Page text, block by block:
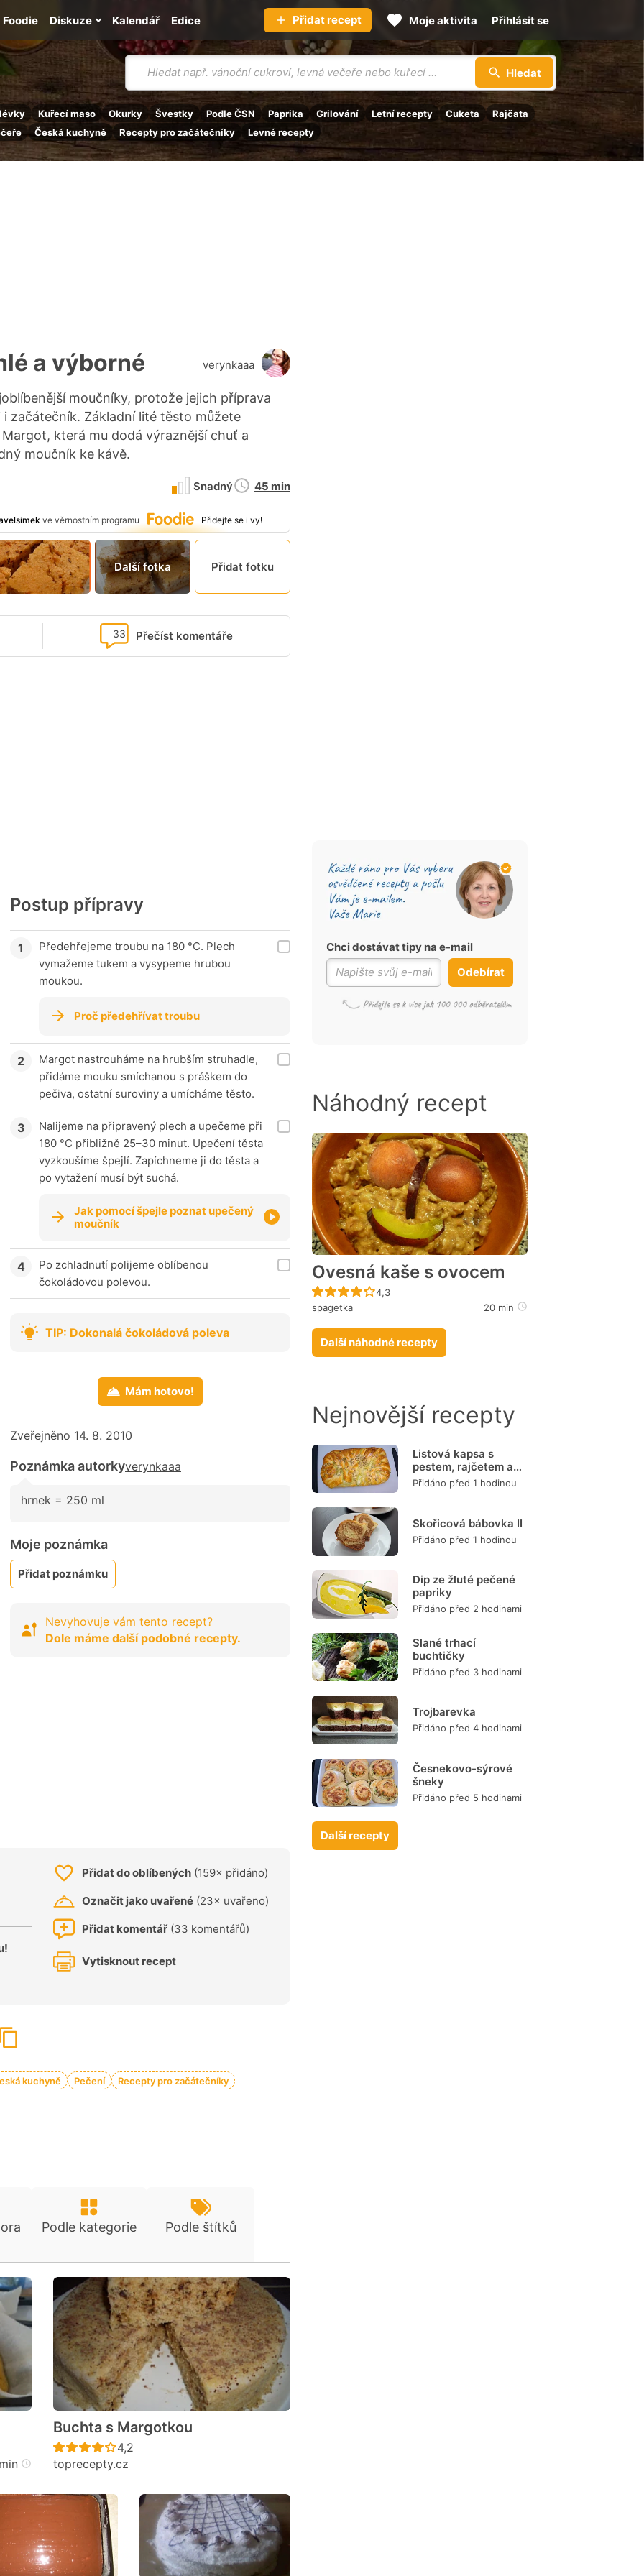
Vyhledávání
Hledat
Kuřecí maso Okurky Švestky Podle ČSN Paprika Grilování Letní recepty Cuketa
Rajčata
Česká kuchyně Recepty pro začátečníky Levné recepty
Kalendář
Foodie Diskuze Edice Přidat recept Moje aktivita Přihlásit se
a výborné
moučníky, protože jejich příprava
začátečník. Základní lité těsto můžete
která mu dodá výraznější chuť a
moučník ke kávě.
verynkaaa
Snadný
Doba
45 min
ve věrnostním programu Přidejte se i vy!
Další fotka Přidat fotku
Přečíst komentáře
33
Postup přípravy
Předehřejeme troubu na 180 °C. Plech
vymažeme tukem a vysypeme hrubou
moukou.
Proč předehřívat troubu
Margot nastrouháme na hrubším struhadle,
přidáme mouku smíchanou s práškem do
pečiva, ostatní suroviny a umícháme těsto.
Nalijeme na připravený plech a upečeme při
180 °C přibližně 25–30 minut. Upečení těsta
vyzkoušíme špejlí. Zapíchneme ji do těsta a
po vytažení musí být suchá.
Jak pomocí špejle poznat upečený
moučník
Po zchladnutí polijeme oblíbenou
čokoládovou polevou.
TIP: Dokonalá čokoládová poleva
Mám hotovo!
Zveřejněno 14. 8. 2010
Poznámka autorkyverynkaaa
hrnek = 250 ml
Moje poznámka
Přidat poznámku
Nevyhovuje vám tento recept?
Dole máme další podobné recepty.
Přidat do oblíbených (159× přidáno)
Označit jako uvařené (23× uvařeno)
Přidat komentář (33 komentářů)
Vytisknout recept
kuchyně Pečení Recepty pro začátečníky
Podle kategorie Podle štítků
Buchta s Margotkou
Recept ještě nebyl hodnocen
4,2
toprecepty.cz
Chci dostávat tipy na e-mail
Odebírat
Náhodný recept
Ovesná kaše s ovocem
Recept ještě nebyl hodnocen
4,3
spagetka
20 min
Další náhodné recepty
Nejnovější recepty
Listová kapsa s
pestem, rajčetem a
mozzarellou
Přidáno před 1 hodinou
Skořicová bábovka II
Přidáno před 1 hodinou
Dip ze žluté pečené
papriky
Přidáno před 2 hodinami
Slané trhací
buchtičky
Přidáno před 3 hodinami
Trojbarevka
Přidáno před 4 hodinami
Česnekovo-sýrové
šneky
Přidáno před 5 hodinami
Další recepty